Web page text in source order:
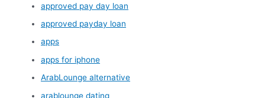
approved pay day loan
approved payday loan
apps
apps for iphone
ArabLounge alternative
arablounge dating